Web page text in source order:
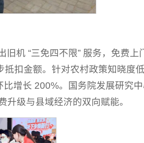
旧机 “三免四不限” 服务，免费上
扣金额。针对农村政策知晓度
增长 200%。国务院发展研究
升级与县域经济的双向赋能。